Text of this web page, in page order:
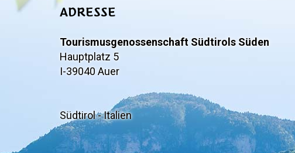
ADRESSE
Tourismusgenossenschaft Südtirols Süden
Hauptplatz 5
I-39040 Auer
Südtirol - Italien